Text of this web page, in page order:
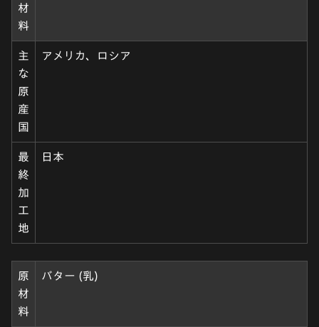
材
料
主
な
原
産
国
アメリカ、ロシア
最
終
加
工
地
日本
原
材
料
バター (乳)